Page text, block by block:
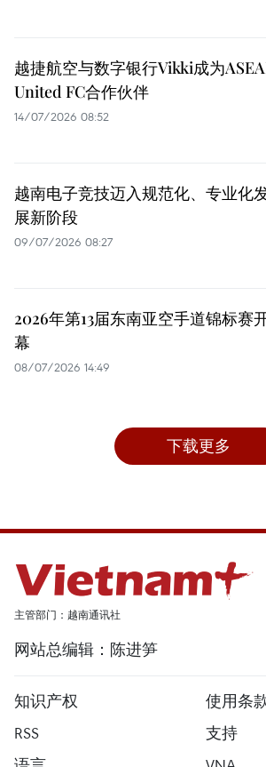
越捷航空与数字银行Vikki成为
United FC合作伙伴
14/07/2026 08:52
越南电子竞技迈入规范化、专业化
展新阶段
09/07/2026 08:27
2026年第13届东南亚空手道锦标赛
幕
08/07/2026 14:49
下载更多
主管部门：越南通讯社
网站总编辑：陈进笋
知识产权
使用条
RSS
支持